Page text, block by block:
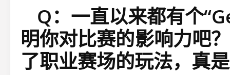
Q：一直以来都有个
明你对比赛的影响力吧
了职业赛场的玩法，真